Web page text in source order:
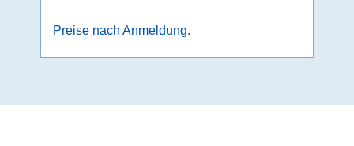
Preise nach Anmeldung.